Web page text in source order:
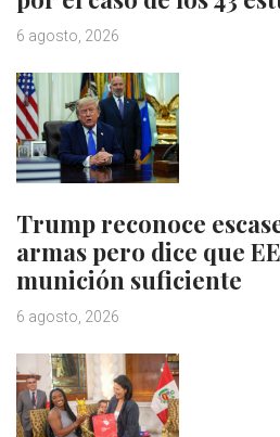
6 agosto, 2026
Trump reconoce
armas pero dice que
munición suficiente
6 agosto, 2026